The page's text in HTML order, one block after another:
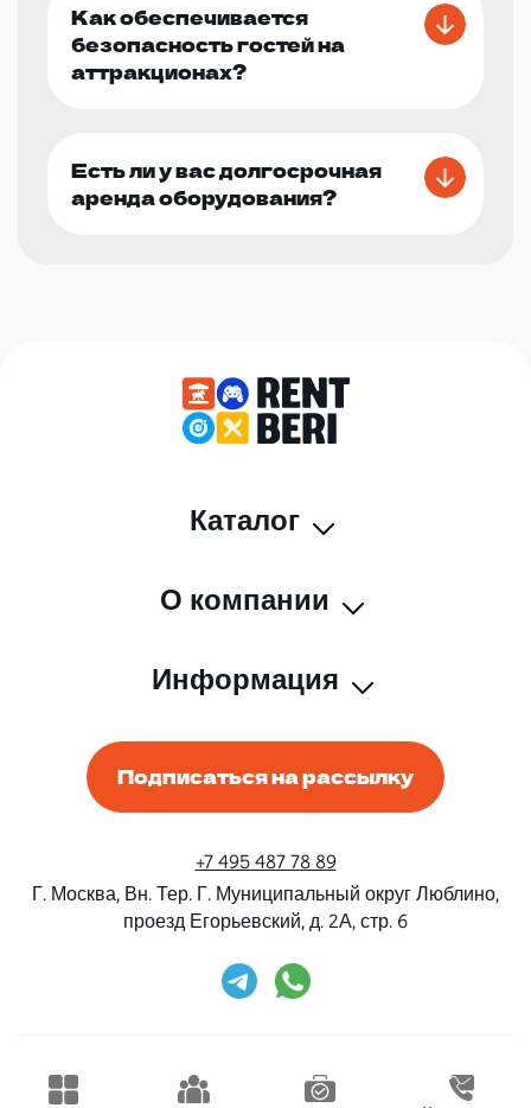
Как обеспечивается
безопасность гостей на
аттракционах?
Есть ли у вас долгосрочная
аренда оборудования?
Каталог
О компании
Информация
Подписаться на рассылку
+7 495 487 78 89
Г. Москва, Вн. Тер. Г. Муниципальный округ Люблино,
проезд Егорьевский, д. 2А, стр. 6
Дизайн и разработка
Конструктивные решения